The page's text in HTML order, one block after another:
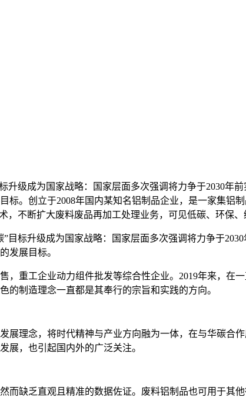
升级成为国家战略：国家层面多次强调将力争于2030年
标。创立于2008年国内某知名铝制品企业，是一家集铝
，不断扩大废料废品再加工处理业务，可见低碳、环保
目标升级成为国家战略：国家层面多次强调将力争于
发展目标。
，重工企业动力组件批发等综合性企业。2019年来，在
的制造理念一直都是其奉行的宗旨和实践的方向。
展理念，将时代精神与产业方向融为一体，在与华碳合
展，也引起国内外的广泛关注。
而缺乏直观且精准的数据佐证。废料铝制品也可用于其